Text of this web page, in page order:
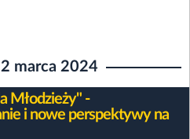
marca 2024
Młodzieży" -
i nowe perspektywy na